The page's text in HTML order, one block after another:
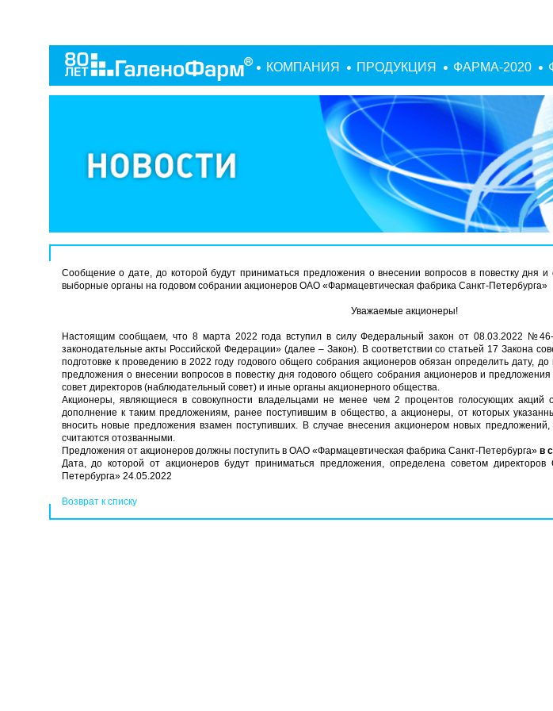
КОМПАНИЯ ПРОДУКЦИЯ ФАРМА-2020
Сообщение о дате, до которой будут приниматься предложения о внесении вопросов в повестку дня
выборные органы на годовом собрании акционеров ОАО «Фармацевтическая фабрика Санкт-Петербурга»
Уважаемые акционеры!
Настоящим сообщаем, что 8 марта 2022 года вступил в силу Федеральный закон от 08.03.2022
законодательные акты Российской Федерации» (далее – Закон). В соответствии со статьей 17 Закона
подготовке к проведению в 2022 году годового общего собрания акционеров обязан определить дату,
предложения о внесении вопросов в повестку дня годового общего собрания акционеров и
совет директоров (наблюдательный совет) и иные органы акционерного общества.
Акционеры, являющиеся в совокупности владельцами не менее чем 2 процентов голосующих акций
дополнение к таким предложениям, ранее поступившим в общество, а акционеры, от которых
вносить новые предложения взамен поступивших. В случае внесения акционером новых
считаются отозванными.
Предложения от акционеров должны поступить в ОАО «Фармацевтическая фабрика Санкт-Петербурга»в
Дата, до которой от акционеров будут приниматься предложения, определена советом
Петербурга» 24.05.2022
Возврат к списку